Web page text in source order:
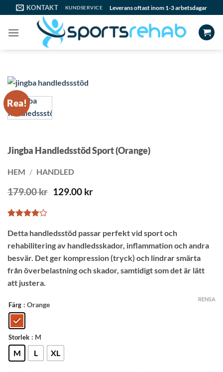
to
content
KONTAKT KUNDSERVICE Leverans oftast inom 1-3 arbetsdagar
Rea!
Jingba Handledsstöd Sport (Orange)
HEM / HANDLED
179.00kr Det
179.00 kr.
129.00 krDet
129.00 kr.
4av 5
på
kundrecensioner
Detta handledsstöd passar perfekt vid sport och
rehabilitering av handledsskador, inflammation och andra
besvär. Det ger kompression (tryck) och lindrar smärta
från överbelastning och skador, samtidigt som det är lätt
att justera.
Färg : Orange
Storlek : M
M L XL
RENSA